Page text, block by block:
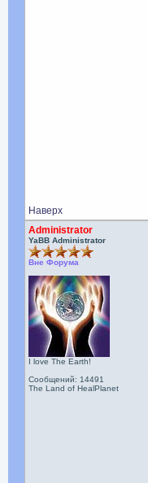
Наверх
Administrator
YaBB Administrator
Вне Форума
I love The Earth!
Сообщений: 14491
The Land of HealPlanet